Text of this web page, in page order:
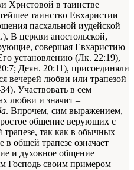
Христовой в таинстве
таинство Евхаристии
пасхальной иудейской
В церкви апостольской,
совершая Евхаристию
установлению (Лк. 22:19),
Деян. 20:11), присоединяли
вечерей любви или трапезой
Участвовать в сем
любви и значит –
. Впрочем, сим выражением,
общение верующих с
так как в обычных
общей трапезе означает
и духовное общение
Господь своим примером